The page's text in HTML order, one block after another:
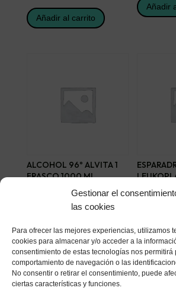
Gestionar el
las cookies
Para ofrecer las mejores experiencias, utilizamos
cookies para almacenar y/o acceder a la
consentimiento de estas tecnologías nos permitirá
comportamiento de navegación o las
No consentir o retirar el consentimiento, puede
ciertas características y funciones.
Añadir al carrito
Añadir
ALCOHOL 96º ALVITA 1
FRASCO 1000 ML
CARNE
Añadir